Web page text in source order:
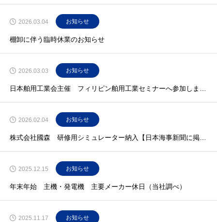
2026.03.04 お知らせ
棚卸に伴う臨時休業のお知らせ
2026.03.03 お知らせ
2026.02.04 お知らせ
2025.12.15 お知らせ
年末年始 主機・発電機 主要メーカー休日（当社調べ）
2025.11.17 お知らせ